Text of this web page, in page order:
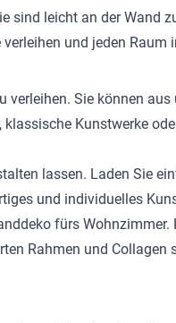
sind leicht an der Wand
und jeden Raum
Sie können
Kunstwerke
lassen. Laden Sie
und individuelles
fürs Wohnzimmer.
Rahmen und